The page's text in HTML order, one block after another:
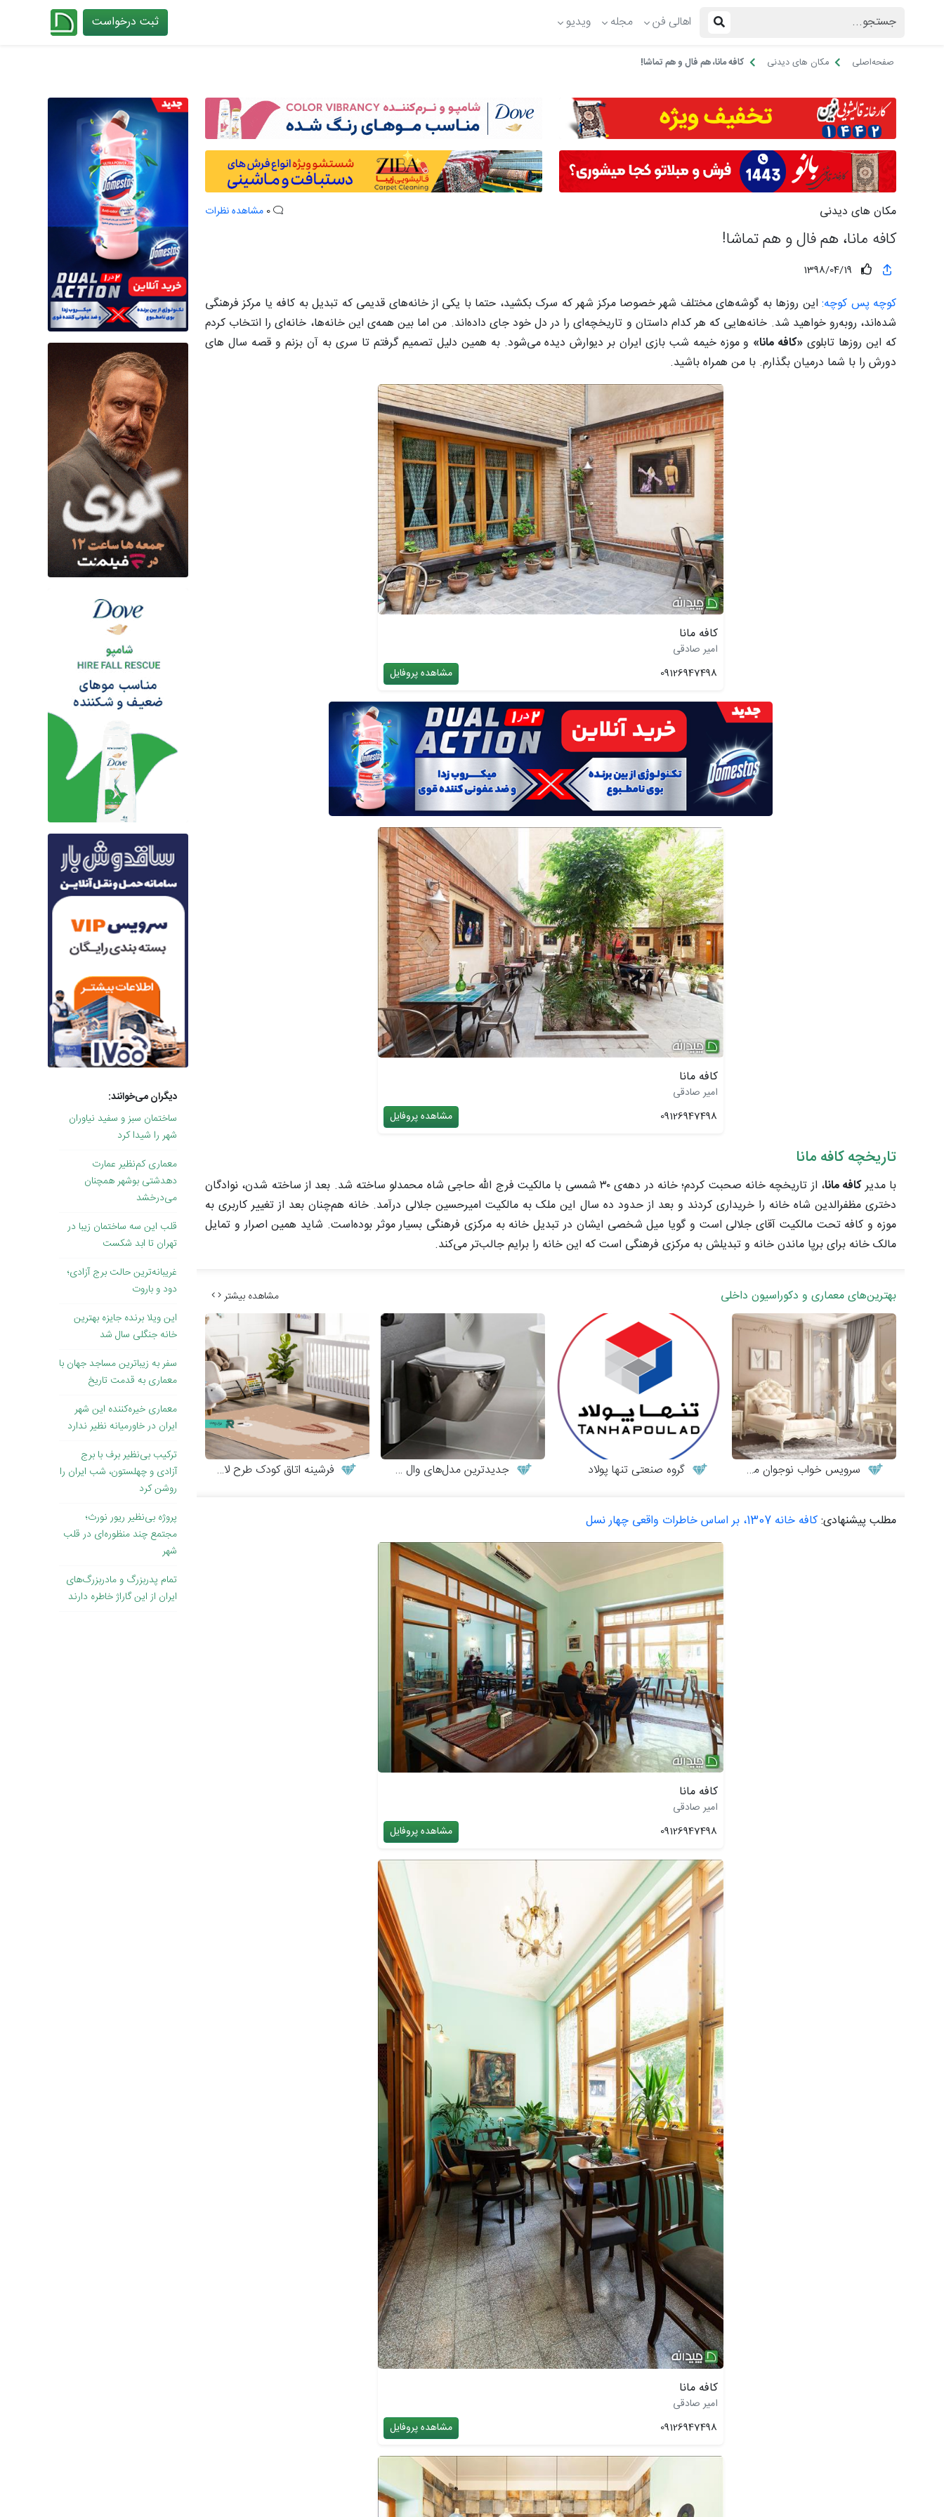
اهالی فن مجله ویدیو ثبت درخواست
صفحه‌اصلی مکان های دیدنی کافه مانا، هم فال و هم تماشا!
مکان های دیدنی مشاهده نظرات
کافه مانا، هم فال و هم تماشا!
1398/04/19
کوچه پس کوچه:این روزها به گوشه‌های مختلف شهر خصوصا مرکز شهر که سرک بکشید، حتما با یکی از خانه‌های قدیمی که تبدیل به کافه یا مرکز فرهنگی
شده‌اند، روبه‌رو خواهید شد. خانه‌هایی که هر کدام داستان و تاریخچه‌ای را در دل خود جای داده‌اند. من اما بین همه‌ی این خانه‌ها، خانه‌ای را انتخاب کردم
که این روزها تابلوی «کافه مانا» وموزه خیمه‌ شب‌ بازی ایران بر دیوارش دیده می‌شود. به همین دلیل تصمیم گرفتم تا سری به آن بزنم و قصه سال های
دورش را با شما درمیان بگذارم. با من همراه باشید.
کافه مانا
امیر صادقی
09126947498
مشاهده پروفایل
کافه مانا
امیر صادقی
09126947498
مشاهده پروفایل
تاریخچه کافه مانا
با مدیرکافه مانا
، از تاریخچه خانه صحبت کردم؛ خانه در دهه‌ی ۳۰ شمسی با مالکیت فرج‌ الله حاجی‌ شاه‌ محمدلو ساخته شد. بعد از ساخته شدن، نوادگان
دختری مظفرالدین‌ شاه خانه را خریداری کردند و بعد از حدود ده سال این ملک به مالکیت امیر‌حسین جلالی درآمد. خانه هم‌چنان بعد از تغییر کاربری به
موزه و کافه تحت مالکیت آقای جلالی است و گویا میل شخصی ایشان در تبدیل خانه به مرکزی فرهنگی بسیار موثر بوده‌است. شاید همین اصرار و تمایل
مالک خانه برای برپا ماندن خانه و تبدیلش به مرکزی فرهنگی است که این خانه را برایم جالب‌تر می‌کند.
بهترین‌های معماری و دکوراسیون داخلی مشاهده بیشتر
سرویس خواب نوجوان مدل کاترینا گروه صنعتی تنها پولاد جدیدترین مدل‌های وال هنگ فرشینه اتاق کودک طرح لاما
مطلب پیشنهادی:کافه خانه 1307، بر اساس خاطرات واقعی چهار نسل
کافه مانا
امیر صادقی
09126947498
مشاهده پروفایل
کافه مانا
امیر صادقی
09126947498
مشاهده پروفایل
دیگران می‌خوانند:
ساختمان سبز و سفید نیاوران
شهر را شیدا کرد
معماری کم‌نظیر عمارت
دهدشتی بوشهر همچنان
می‌درخشد
قلب این سه ساختمان زیبا در
تهران تا ابد شکست
غریبانه‌ترین حالت برج آزادی؛
دود و باروت
این ویلا برنده جایزه بهترین
خانه جنگلی سال شد
سفر به زیباترین مساجد جهان با
معماری به قدمت تاریخ
معماری خیره‌کننده این شهر
ایران در خاورمیانه نظیر ندارد
ترکیب بی‌نظیر برف با برج
آزادی و چهلستون، شب ایران را
روشن کرد
پروژه بی‌نظیر ریور نورث؛
مجتمع چند منظوره‌ای در قلب
شهر
تمام پدربزرگ و مادربزرگ‌های
ایران از این گاراژ خاطره دارند